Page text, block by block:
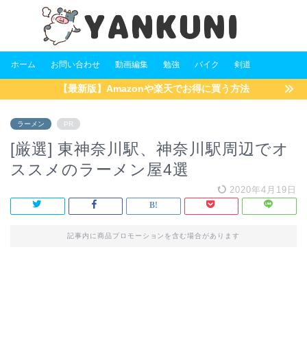
ホーム お問い合わせ 動画編集 勉強 バイク 剣道
【最新版】Amazonや楽天でお得に買う方法
ラーメン PR
[厳選] 東神奈川駅、神奈川駅周辺でオ
ススメのラーメン屋4選
2020年4月19日
記事内に商品プロモーションを含む場合があります